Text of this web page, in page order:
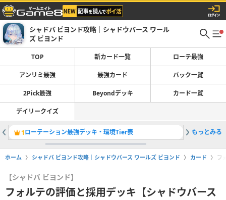
シャドバ ビヨンド攻略｜シャドウバース ワール
ズ ビヨンド
TOP 新カード一覧 ローテ最強
アンリミ最強 最強カード パック一覧
2Pick最強 Beyondデッキ カード一覧
デイリークイズ
1ローテーション最強デッキ・環境Tier表 2
もっとみる
ホーム シャドバ ビヨンド攻略｜シャドウバース ワールズ ビヨンド カード フ
【シャドバ ビヨンド】
フォルテの評価と採用デッキ【シャドウバース